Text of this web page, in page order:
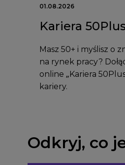
01.08.2026
Kariera
Masz 50+ i myślisz o
na rynek pracy?
online „Kariera
kariery.
Odkryj, co